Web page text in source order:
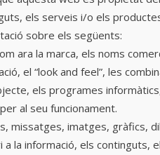
els serveis i/o els
sobre els següents:
ara la marca, els noms
el “look and feel”, les
els programes
al seu funcionament.
missatges, imatges, gràfics,
a la informació, els